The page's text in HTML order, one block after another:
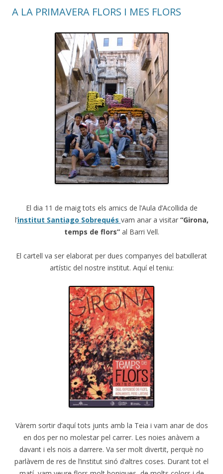
A LA PRIMAVERA FLORS I MES FLORS
El dia 11 de maig tots els amics de l’Aula d’Acollida de
l’institut Santiago Sobrequés vam anar a visitar “Girona,
temps de flors”al Barri Vell.
El cartell va ser elaborat per dues companyes del batxillerat
artístic del nostre institut. Aquí el teniu:
Vàrem sortir d’aquí tots junts amb la Teia i vam anar de dos
en dos per no molestar pel carrer. Les noies anàvem a
davant i els nois a darrere. Va ser molt divertit, perquè no
parlàvem de res de l’institut sinó d’altres coses. Durant tot el